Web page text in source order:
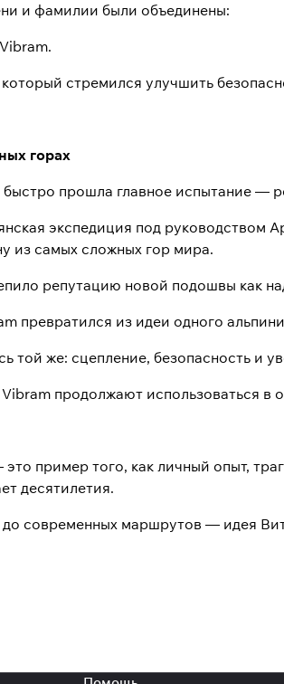
и фамилии были объединены:
стремился улучшить
горах
быстро прошла главное испытание —
экспедиция под
из самых сложных гор мира.
репутацию новой подошвы как
превратился из идеи одного
той же: сцепление, безопасность и
продолжают использоваться в
пример того, как личный опыт,
десятилетия.
до современных маршрутов — идея